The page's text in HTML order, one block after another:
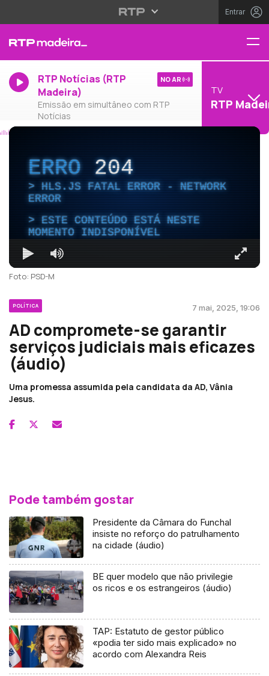
Entrar
RTP Notícias (RTP
Madeira)
Emissão em simultâneo com RTP
Notícias
NO AR
TV
RTP
ERRO204
HLS.JS FATAL ERROR - NETWORK
ERROR
ESTE CONTEÚDO ESTÁ NESTE
MOMENTO INDISPONÍVEL
Foto: PSD-M
POLÍTICA 7 mai, 2025, 19:06
AD compromete-se garantir
serviços judiciais mais eficazes
(áudio)
Uma promessa assumida pela candidata da AD, Vânia
Jesus.
Pode também gostar
Presidente da Câmara do Funchal
insiste no reforço do patrulhamento
na cidade (áudio)
BE quer modelo que não privilegie
os ricos e os estrangeiros (áudio)
TAP: Estatuto de gestor público
«podia ter sido mais explicado» no
acordo com Alexandra Reis